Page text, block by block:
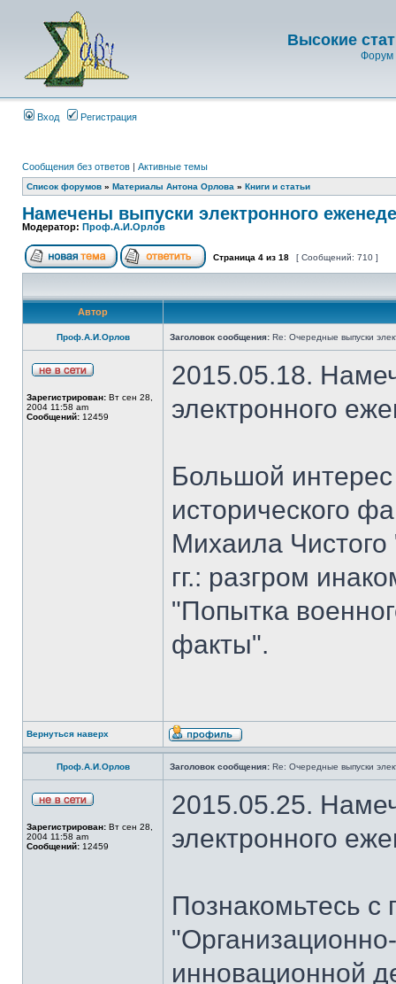
Высокие
Форум
Вход Регистрация
Сообщения без ответов | Активные темы
Список форумов » Материалы Антона Орлова » Книги и статьи
Намечены выпуски электронного
Модератор: Проф.А.И.Орлов
Страница 4 из 18 [ Сообщений: 710 ]
Автор
Проф.А.И.Орлов Заголовок сообщения: Re: Очередные выпуски
Зарегистрирован: Вт сен 28,
2004 11:58 am
Сообщений: 12459
2015.05.18.
электронного
Большой интерес
исторического
Михаила
гг.: разгром
"Попытка
факты".
Вернуться наверх
Проф.А.И.Орлов Заголовок сообщения: Re: Очередные выпуски
Зарегистрирован: Вт сен 28,
2004 11:58 am
Сообщений: 12459
2015.05.25.
электронного
Познакомьтесь
инновационной